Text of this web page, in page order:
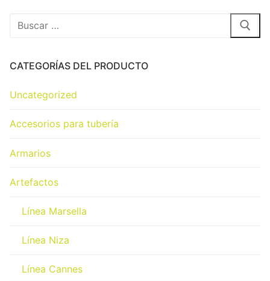
CATEGORÍAS DEL PRODUCTO
Uncategorized
Accesorios para tubería
Armarios
Artefactos
Línea Marsella
Línea Niza
Línea Cannes